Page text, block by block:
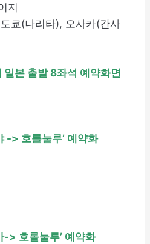
지
쿄(나리타), 오사카(간사
본 출발 8좌석 예약화면
-> 호롤눌루’ 예약화
-> 호롤눌루’ 예약화